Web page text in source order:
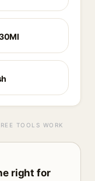
TOOLS WORK
right for